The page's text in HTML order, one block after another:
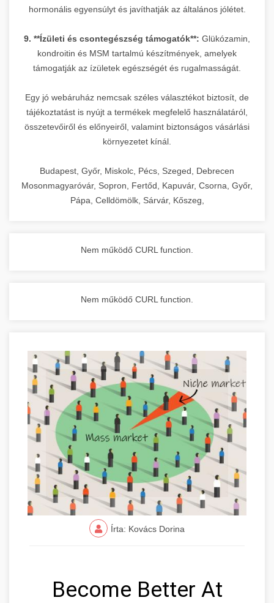
hormonális egyensúlyt és javíthatják az általános jólétet.
9. **Ízületi és csontegészség támogatók**: Glükózamin,
kondroitin és MSM tartalmú készítmények, amelyek
támogatják az ízületek egészségét és rugalmasságát.
Egy jó webáruház nemcsak széles választékot biztosít, de
tájékoztatást is nyújt a termékek megfelelő használatáról,
összetevőiről és előnyeiről, valamint biztonságos vásárlási
környezetet kínál.
Budapest, Győr, Miskolc, Pécs, Szeged, Debrecen
Mosonmagyaróvár, Sopron, Fertőd, Kapuvár, Csorna, Győr,
Pápa, Celldömölk, Sárvár, Kőszeg,
Nem működő CURL function.
Nem működő CURL function.
Írta: Kovács Dorina
Become Better At